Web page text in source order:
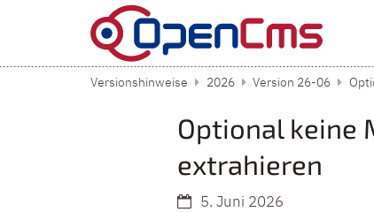
Zum Inhalt springen
Versionshinweise 2026 Version 26-06
Optional keine
extrahieren
5. Juni 2026